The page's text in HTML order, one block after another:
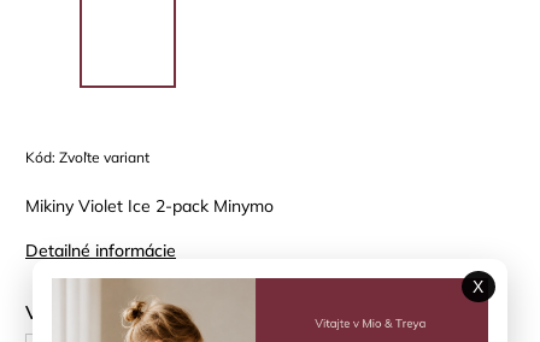
Kód: Zvoľte variant
Mikiny Violet Ice 2-pack Minymo
Detailné informácie
Veľkosť
X